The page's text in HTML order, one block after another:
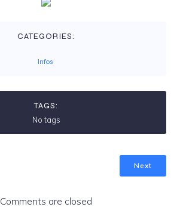
CATEGORIES:
Infos
TAGS:
No tags
Next
Comments are closed